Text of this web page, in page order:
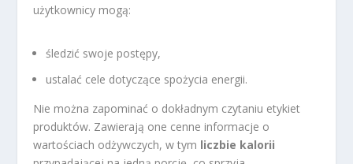
użytkownicy mogą:
śledzić swoje postępy,
ustalać cele dotyczące spożycia energii.
Nie można zapominać o dokładnym czytaniu etykiet
produktów. Zawierają one cenne informacje o
wartościach odżywczych, w tym liczbie kalorii